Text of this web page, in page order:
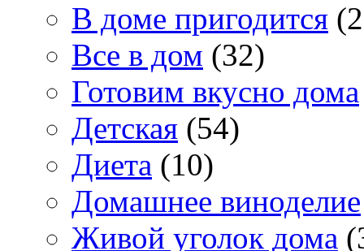
В доме пригодится
Все в дом (32)
Готовим вкусно дома
Детская (54)
Диета (10)
Домашнее виноделие
Живой уголок дома